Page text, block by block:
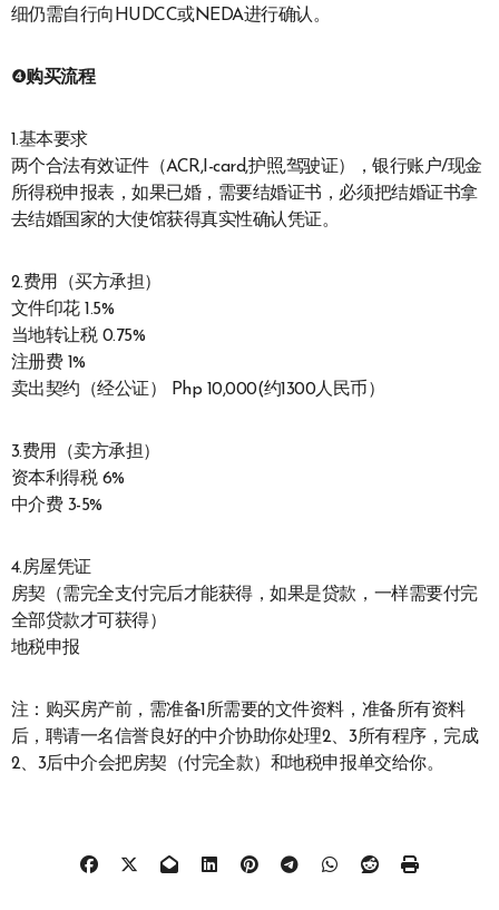
细仍需自行向HUDCC或NEDA进行确认。
❹购买流程
1.基本要求
两个合法有效证件（ACR,I-card,护照,驾驶证），银行账户/现金
所得税申报表，如果已婚，需要结婚证书，必须把结婚证书拿
去结婚国家的大使馆获得真实性确认凭证。
2.费用（买方承担）
文件印花 1.5%
当地转让税 0.75%
注册费 1%
卖出契约（经公证） Php 10,000(约1300人民币）
3.费用（卖方承担）
资本利得税 6%
中介费 3-5%
4.房屋凭证
房契（需完全支付完后才能获得，如果是贷款，一样需要付完
全部贷款才可获得）
地税申报
注：购买房产前，需准备1所需要的文件资料，准备所有资料
后，聘请一名信誉良好的中介协助你处理2、3所有程序，完成
2、3后中介会把房契（付完全款）和地税申报单交给你。